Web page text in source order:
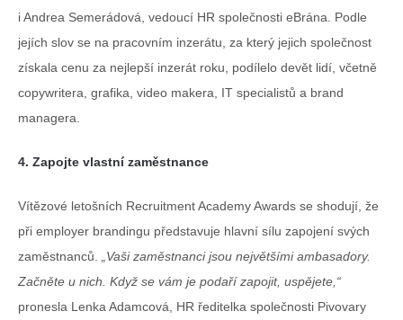
i Andrea Semerádová, vedoucí HR společnosti eBrána. Podle
jejích slov se na pracovním inzerátu, za který jejich společnost
získala cenu za nejlepší inzerát roku, podílelo devět lidí, včetně
copywritera, grafika, video makera, IT specialistů a brand
managera.
4. Zapojte vlastní zaměstnance
Vítězové letošních Recruitment Academy Awards se shodují, že
při employer brandingu představuje hlavní sílu zapojení svých
zaměstnanců.
Vaši zaměstnanci jsou největšími ambasadory.
Začněte u nich. Když se vám je podaří zapojit, uspějete,“
pronesla Lenka Adamcová, HR ředitelka společnosti Pivovary